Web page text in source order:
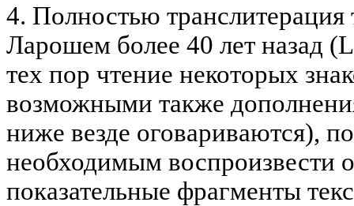
4. Полностью транслитерация
Ларошем более 40 лет назад
тех пор чтение некоторых
возможными также
ниже везде оговариваются),
необходимым воспроизвести
показательные фрагменты